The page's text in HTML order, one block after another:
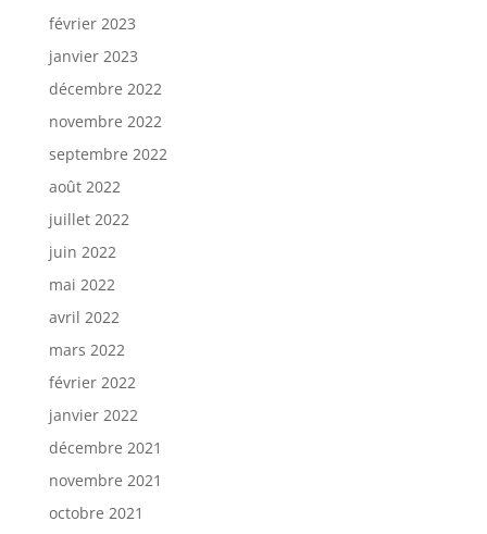
février 2023
janvier 2023
décembre 2022
novembre 2022
septembre 2022
août 2022
juillet 2022
juin 2022
mai 2022
avril 2022
mars 2022
février 2022
janvier 2022
décembre 2021
novembre 2021
octobre 2021